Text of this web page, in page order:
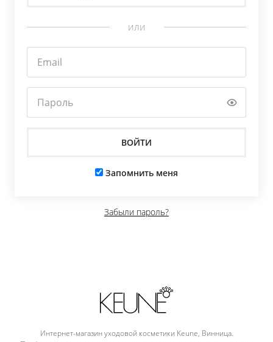
или
Запомнить меня
Забыли пароль?
Интернет-магазин уходовой косметики Keune, Винница.